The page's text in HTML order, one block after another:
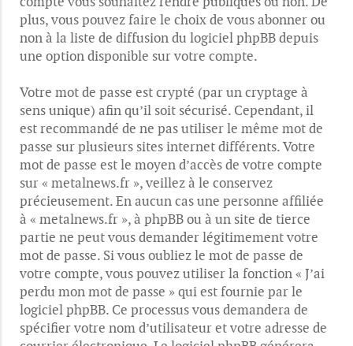
plus, vous pouvez faire le choix de vous abonner ou
non à la liste de diffusion du logiciel phpBB depuis
une option disponible sur votre compte.
Votre mot de passe est crypté (par un cryptage à
sens unique) afin qu’il soit sécurisé. Cependant, il
est recommandé de ne pas utiliser le même mot de
passe sur plusieurs sites internet différents. Votre
mot de passe est le moyen d’accès de votre compte
sur « metalnews.fr », veillez à le conservez
précieusement. En aucun cas une personne affiliée
à « metalnews.fr », à phpBB ou à un site de tierce
partie ne peut vous demander légitimement votre
mot de passe. Si vous oubliez le mot de passe de
votre compte, vous pouvez utiliser la fonction « J’ai
perdu mon mot de passe » qui est fournie par le
logiciel phpBB. Ce processus vous demandera de
spécifier votre nom d’utilisateur et votre adresse de